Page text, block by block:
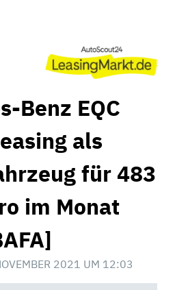
Benz EQC
als
für 483
im Monat
2021 UM 12:03